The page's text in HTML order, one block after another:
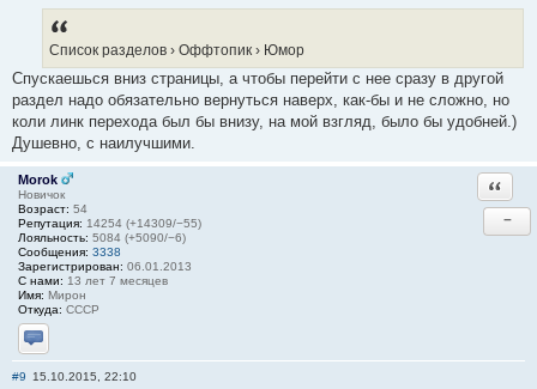
Список разделов › Оффтопик › Юмор
Спускаешься вниз страницы, а чтобы перейти с нее сразу в другой
раздел надо обязательно вернуться наверх, как-бы и не сложно, но
коли линк перехода был бы внизу, на мой взгляд, было бы удобней.)
Душевно, с наилучшими.
Morok
Новичок
Возраст: 54
Репутация: 14254 (+14309/−55)
Лояльность: 5084 (+5090/−6)
Сообщения: 3338
Зарегистрирован: 06.01.2013
С нами: 13 лет 7 месяцев
Имя: Мирон
Откуда: СССР
Отправить личное сообщение
−
#9 15.10.2015, 22:10